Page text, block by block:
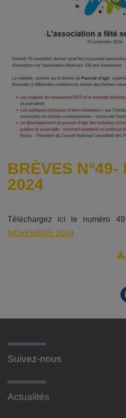
BRÈVES N°49-
2024
Téléchargez ici le numéro
NOVEMBRE 2024
Suivez-nous
Actualités